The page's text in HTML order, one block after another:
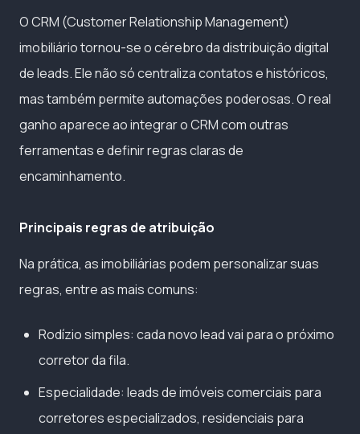
O CRM (Customer Relationship Management)
imobiliário tornou-se o cérebro da distribuição digital
de leads. Ele não só centraliza contatos e históricos,
mas também permite automações poderosas. O real
ganho aparece ao integrar o CRM com outras
ferramentas e definir regras claras de
encaminhamento.
Principais regras de atribuição
Na prática, as imobiliárias podem personalizar suas
regras, entre as mais comuns:
Rodízio simples: cada novo lead vai para o próximo
corretor da fila.
Especialidade: leads de imóveis comerciais para
corretores especializados, residenciais para